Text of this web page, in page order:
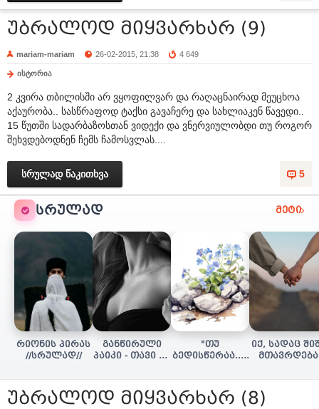
უბრალოდ მიყვარხარ (9)
mariam-mariam 26-02-2015, 21:38 4 649
ისტორია
2 კვირა თბილისში არ ვყოფილვარ და რაღაცნაირად მეუცხოა
აქაურობა.. სასწრაფოდ ტაქსი გავაჩერე და სახლიაკენ წავედი..
15 წუთში სადარბაზოსთან ვიდექი და ვნერვიულობდი თუ როგორ
შეხვდებოდნენ ჩემს ჩამოსვლას....
5
სრულად წაკითხვა
ᲡᲠᲣᲚᲐᲓ მეტი
რიონის პირას
//სრულად//
განწირული
პაიკი - თავი 16
"თუ
ბედისწერაა..."
იქ, სადაც
მთავრდება
უბრალოდ მიყვარხარ (8)